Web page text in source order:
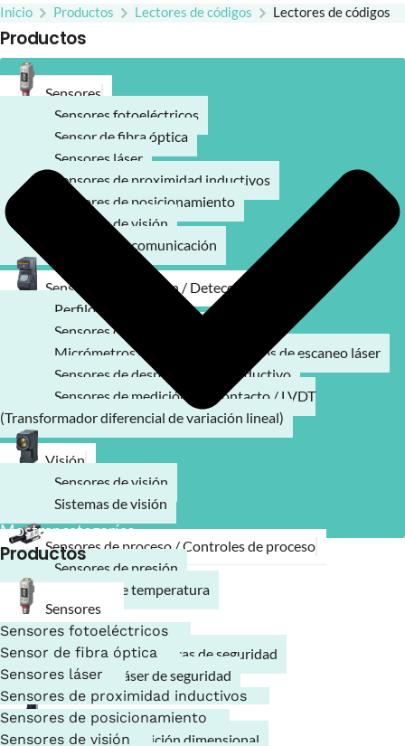
Inicio Productos Lectores de códigos Lectores de códigos
Productos
Sensores
Sensores fotoeléctricos
Sensor de fibra óptica
Sensores láser
Sensores de proximidad inductivos
Sensores de posicionamiento
Sensores de visión
Modulos de comunicación
Sensores de medición / Detección
Perfilómetro láser
Sensores de desplazamiento láser
Micrómetros ópticos / Micrómetros de escaneo láser
Sensores de desplazamiento inductivo
Sensores de medición por contacto / LVDT
(Transformador diferencial de variación lineal)
Visión
Sensores de visión
Sistemas de visión
Sensores de proceso / Controles de proceso
Sensores de presión
Sensores de temperatura
Seguridad
Barreras fotoeléctricas de seguridad
Escáneres láser de seguridad
Sistemas de medición
Sistema de medición dimensional
Mostrar categorías
Productos
Sensores
Sensores fotoeléctricos
Sensor de fibra óptica
Sensores láser
Sensores de proximidad inductivos
Sensores de posicionamiento
Sensores de visión